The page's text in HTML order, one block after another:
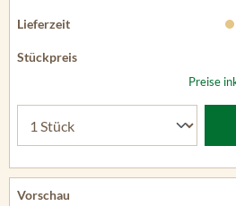
Preise